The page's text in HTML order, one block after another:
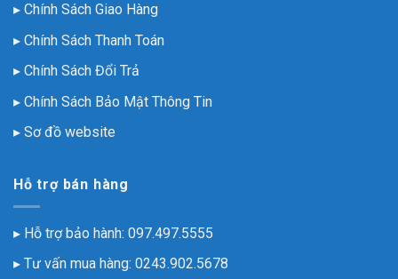
▸ Chính Sách Giao Hàng
▸ Chính Sách Thanh Toán
▸ Chính Sách Đổi Trả
▸ Chính Sách Bảo Mật Thông Tin
▸ Sơ đồ website
Hỗ trợ bán hàng
▸ Hỗ trợ bảo hành: 097.497.5555
▸ Tư vấn mua hàng: 0243.902.5678